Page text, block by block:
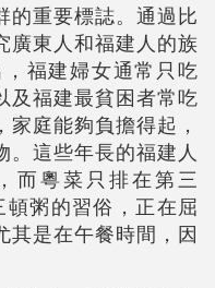
的重要標誌。通過比
廣東人和福建人的族
福建婦女通常只吃
及福建最貧困者常吃
庭能夠負擔得起，
。這些年長的福建人
而粵菜只排在第三
粥的習俗，正在屈
其是在午餐時間，因